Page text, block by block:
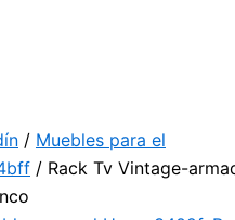
/ Muebles para el
/ Rack Tv Vintage-